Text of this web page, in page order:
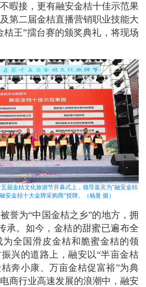
暇接，更有融安金桔十佳示范果
第二届金桔直播营销职业技能大
桔王”擂台赛的颁奖典礼，将现场
届金桔文化旅游节开幕式上，领导嘉宾为”融安金桔
安金桔十大金牌采购商“授牌。（杨曼 摄）
誉为“中国金桔之乡”的地方，拥
承。如今，金桔的甜蜜已遍布全
为全国滑皮金桔和脆蜜金桔的领
兴的道路上，融安以“半亩金桔
奔小康、万亩金桔促富裕”为典
商行业高速发展的浪潮中，融安